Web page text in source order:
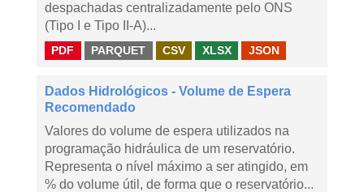
despachadas centralizadamente pelo ONS
(Tipo I e Tipo II-A)...
PDF PARQUET CSV XLSX JSON
Dados Hidrológicos - Volume de Espera
Recomendado
Valores do volume de espera utilizados na
programação hidráulica de um reservatório.
Representa o nível máximo a ser atingido, em
% do volume útil, de forma que o reservatório...